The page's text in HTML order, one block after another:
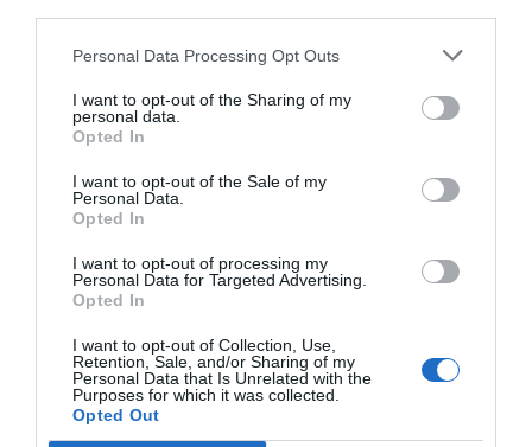
Personal Data Processing Opt Outs
I want to opt-out of the Sharing of my
personal data.
Opted In
I want to opt-out of the Sale of my
Personal Data.
Opted In
I want to opt-out of processing my
Personal Data for Targeted Advertising.
Opted In
I want to opt-out of Collection, Use,
Retention, Sale, and/or Sharing of my
Personal Data that Is Unrelated with the
Purposes for which it was collected.
Opted Out
La Justicia embarga 55 millones al PSG por la
prima de fichaje de Mbappé